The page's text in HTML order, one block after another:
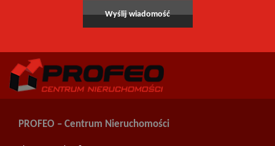
PROFEO – Centrum Nieruchomości